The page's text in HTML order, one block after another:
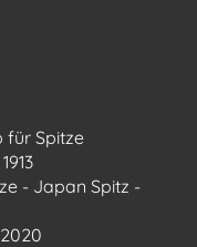
für Spitze
- Japan Spitz -